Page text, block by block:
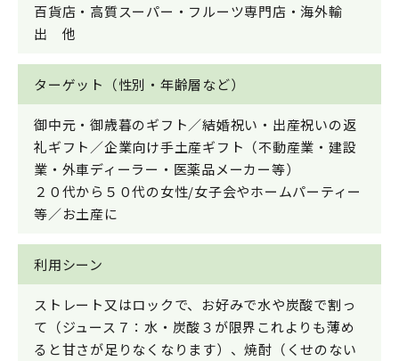
百貨店・高質スーパー・フルーツ専門店・海外輸
出 他
ターゲット（性別・年齢層など）
御中元・御歳暮のギフト／結婚祝い・出産祝いの返
礼ギフト／企業向け手土産ギフト（不動産業・建設
業・外車ディーラー・医薬品メーカー等）
２０代から５０代の女性/女子会やホームパーティー
等／お土産に
利用シーン
ストレート又はロックで、お好みで水や炭酸で割っ
て（ジュース７：水・炭酸３が限界これよりも薄め
ると甘さが足りなくなります）、焼酎（くせのない